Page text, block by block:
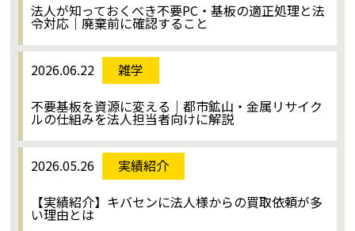
法人が知っておくべき不要PC・基板の適正処理と法
令対応｜廃棄前に確認すること
2026.06.22
雑学
不要基板を資源に変える｜都市鉱山・金属リサイク
ルの仕組みを法人担当者向けに解説
2026.05.26
実績紹介
【実績紹介】キバセンに法人様からの買取依頼が多
い理由とは